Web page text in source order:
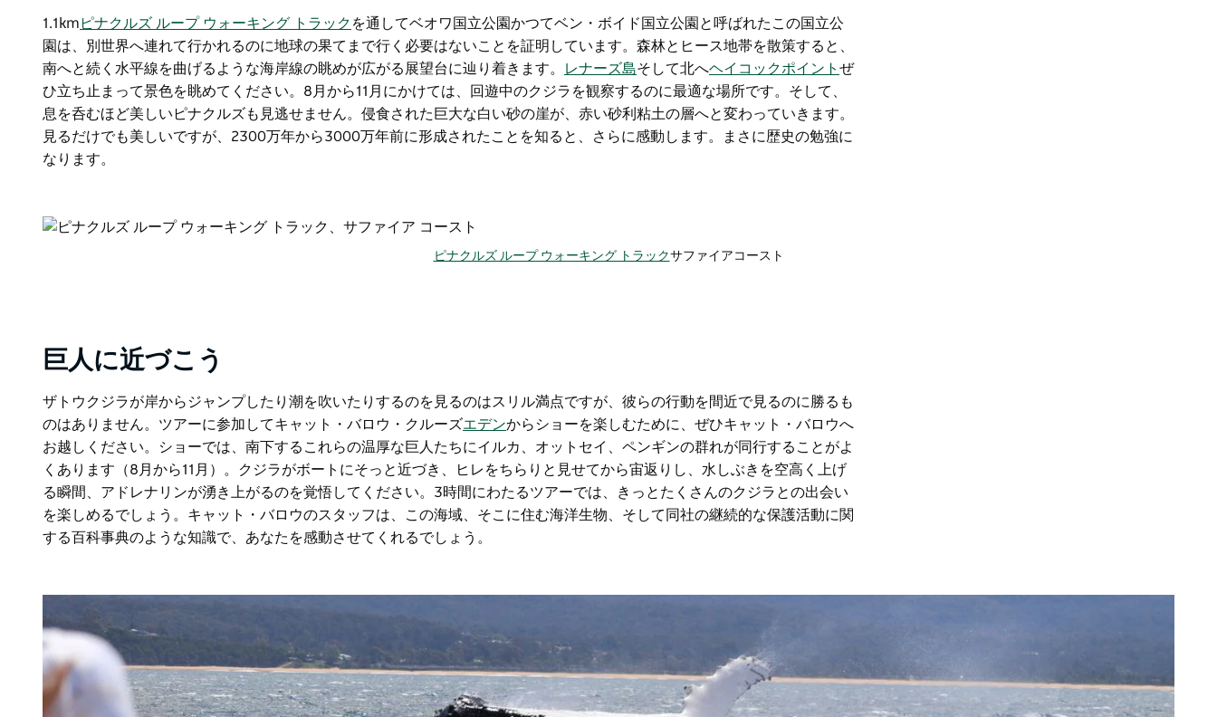
1.1km ピナクルズ ループ ウォーキング トラック を通してベオワ国立公園かつてベン・ボイド国立公園と呼ばれたこの国立公
園は、
別世界へ連れて行かれるのに地球の果てまで行く必要はないことを証明しています。森林とヒース地帯を散策すると、
南へと続く水平線を曲げるような海岸線の眺めが広がる展望台に辿り着きます。
レナーズ島そして北へヘイコックポイント ぜ
ひ立ち止まって景色を眺めてください。8月から11月にかけては、回遊中のクジラを観察するのに最適な場所です。そして、
息を呑むほど美しいピナクルズも見逃せません。侵食された巨大な白い砂の崖が、赤い砂利粘土の層へと変わっていきます。
見るだけでも美しいですが、2300万年から3000万年前に形成されたことを知ると、さらに感動します。まさに歴史の勉強に
なります。
ピナクルズ ループ ウォーキング トラックサファイアコースト
巨人に近づこう
ザトウクジラが岸からジャンプしたり潮を吹いたりするのを見るのはスリル満点ですが、彼らの行動を間近で見るのに勝るも
のはありません。ツアーに参加してキャット・バロウ・クルーズエデンからショーを楽しむために、ぜひキャット・バロウへ
お越しください。ショーでは、南下するこれらの温厚な巨人たちにイルカ、オットセイ、ペンギンの群れが同行することがよ
くあります（8月から11月）。クジラがボートにそっと近づき、ヒレをちらりと見せてから宙返りし、水しぶきを空高く上げ
る瞬間、アドレナリンが湧き上がるのを覚悟してください。3時間にわたるツアーでは、きっとたくさんのクジラとの出会い
を楽しめるでしょう。キャット・バロウのスタッフは、この海域、そこに住む海洋生物、そして同社の継続的な保護活動に関
する百科事典のような知識で、あなたを感動させてくれるでしょう。